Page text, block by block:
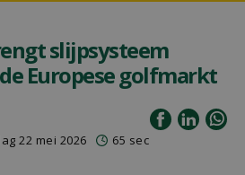
slijpsysteem
Europese golfmarkt
22 mei 2026 65 sec